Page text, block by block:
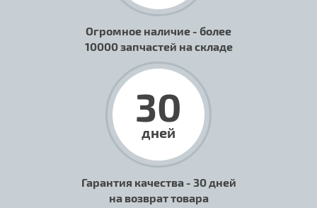
Огромное наличие - более
10000 запчастей на складе
30
дней
Гарантия качества - 30 дней
на возврат товара